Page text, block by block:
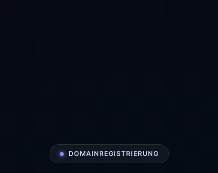
DOMAINREGISTRIERUNG